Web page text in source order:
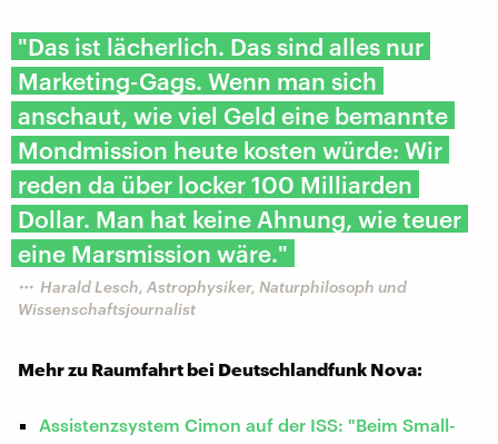
"Das ist lächerlich. Das sind alles nur
Marketing-Gags. Wenn man sich
anschaut, wie viel Geld eine bemannte
Mondmission heute kosten würde: Wir
reden da über locker 100 Milliarden
Dollar. Man hat keine Ahnung, wie teuer
eine Marsmission wäre."
Harald Lesch, Astrophysiker, Naturphilosoph und
Wissenschaftsjournalist
Mehr zu Raumfahrt bei Deutschlandfunk Nova:
Assistenzsystem Cimon auf der ISS: "Beim Small-